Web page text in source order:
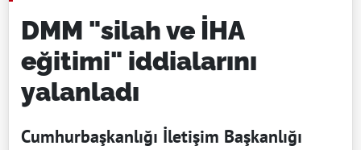
DMM "silah ve İHA
eğitimi" iddialarını
yalanladı
Cumhurbaşkanlığı İletişim Başkanlığı